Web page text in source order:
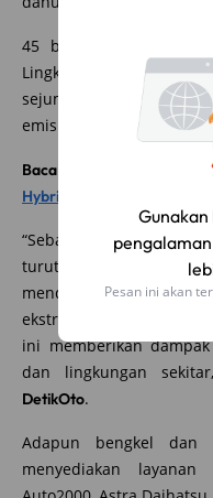
Pesan ini akan
45 bengkel Astra pun
Lingkungan Hidup
sejumlah titik dimana
emisi kendaraan
Baca juga:
Perbedaan
Hybrid
“Sebagai bagian dari
turut mengajak
mendukung
ekstrem yang terjadi di
ini memberikan
dan lingkungan
DetikOto.
Adapun bengkel
menyediakan